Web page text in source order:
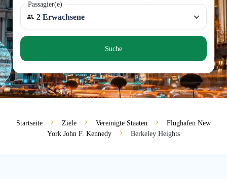
Passagier(e)
2 Erwachsene
Suche
Startseite Ziele Vereinigte Staaten
Flughafen New
York John F. Kennedy
Berkeley Heights